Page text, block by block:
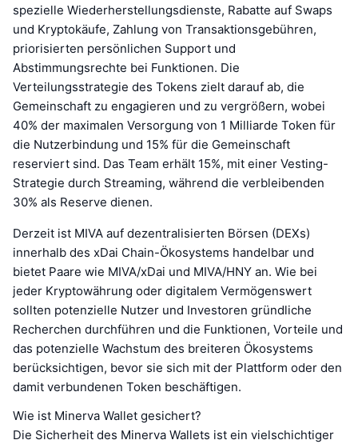
spezielle Wiederherstellungsdienste, Rabatte auf Swaps
und Kryptokäufe, Zahlung von Transaktionsgebühren,
priorisierten persönlichen Support und
Abstimmungsrechte bei Funktionen. Die
Verteilungsstrategie des Tokens zielt darauf ab, die
Gemeinschaft zu engagieren und zu vergrößern, wobei
40% der maximalen Versorgung von 1 Milliarde Token für
die Nutzerbindung und 15% für die Gemeinschaft
reserviert sind. Das Team erhält 15%, mit einer Vesting-
Strategie durch Streaming, während die verbleibenden
30% als Reserve dienen.
Derzeit ist MIVA auf dezentralisierten Börsen (DEXs)
innerhalb des xDai Chain-Ökosystems handelbar und
bietet Paare wie MIVA/xDai und MIVA/HNY an. Wie bei
jeder Kryptowährung oder digitalem Vermögenswert
sollten potenzielle Nutzer und Investoren gründliche
Recherchen durchführen und die Funktionen, Vorteile und
das potenzielle Wachstum des breiteren Ökosystems
berücksichtigen, bevor sie sich mit der Plattform oder den
damit verbundenen Token beschäftigen.
Wie ist Minerva Wallet gesichert?
Die Sicherheit des Minerva Wallets ist ein vielschichtiger